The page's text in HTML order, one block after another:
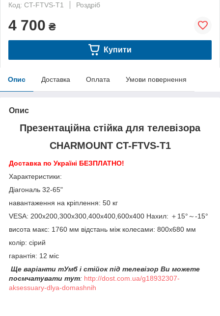
Код: CT-FTVS-T1
Роздріб
4 700 ₴
Купити
Опис Доставка Оплата Умови повернення
Опис
Презентаційна стійка для телевізора
CHARMOUNT CT-FTVS-T1
Доставка по Україні БЕЗПЛАТНО!
Характеристики:
Діагональ 32-65"
навантаження на кріплення: 50 кг
VESA: 200х200,300х300,400х400,600х400 Нахил: ＋15°～-15°
висота макс: 1760 мм відстань між колесами: 800х680 мм
колір: сірий
гарантія: 12 міс
Ще варіанти тУмб і стійок під телевізор Ви можете
посмчатувати тут: http://dost.com.ua/g18932307-
aksessuary-dlya-domashnih